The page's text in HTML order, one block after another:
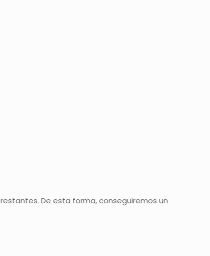
restantes. De esta forma, conseguiremos un